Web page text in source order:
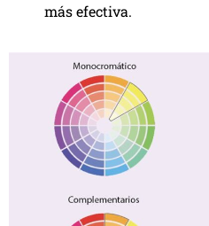
más efectiva.